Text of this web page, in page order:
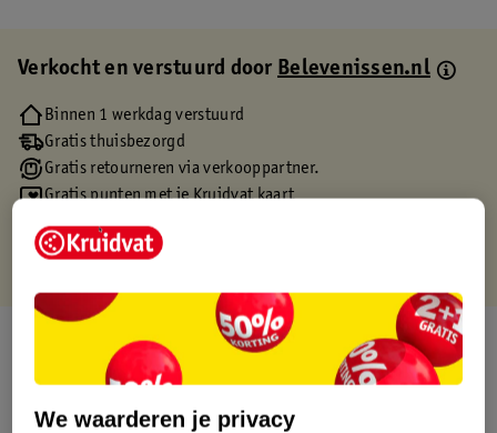
Verkocht en verstuurd doorBelevenissen.nl
Binnen 1 werkdag verstuurd
Gratis thuisbezorgd
Gratis retourneren via verkooppartner.
Gratis punten met je Kruidvat kaart
Over dit product
Productinformatie
We waarderen je privacy